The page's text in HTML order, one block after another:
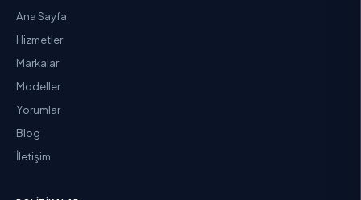
Ana Sayfa
Hizmetler
Markalar
Modeller
Yorumlar
Blog
İletişim